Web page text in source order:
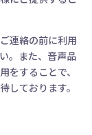
連絡の前に利用
。また、音声品
をすることで、
しております。